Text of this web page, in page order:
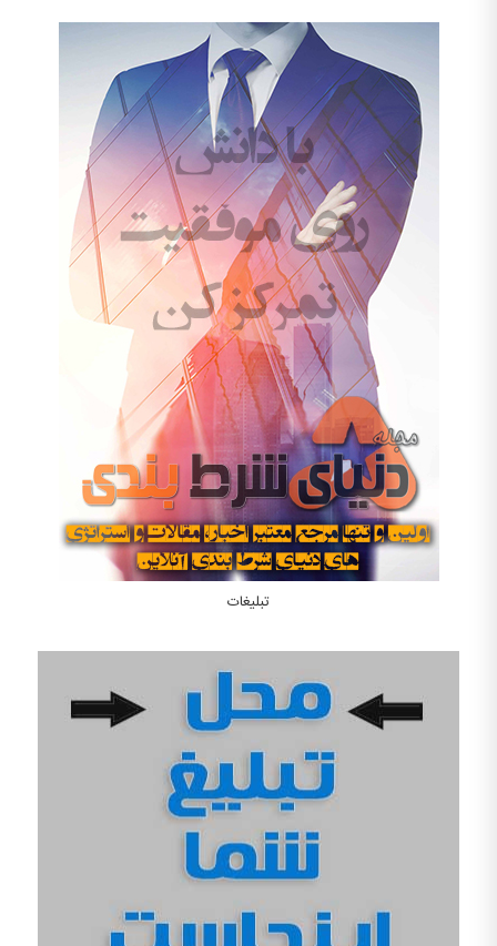
تبلیغات